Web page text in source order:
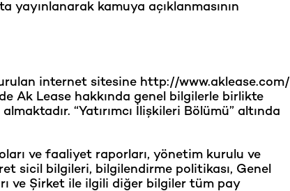
yayınlanarak kamuya açıklanmasının
internet sitesine http://www.aklease.com/
Ak Lease hakkında genel bilgilerle birlikte
“Yatırımcı İlişkileri Bölümü” altında
ve faaliyet raporları, yönetim kurulu ve
sicil bilgileri, bilgilendirme politikası, Genel
ve Şirket ile ilgili diğer bilgiler tüm pay